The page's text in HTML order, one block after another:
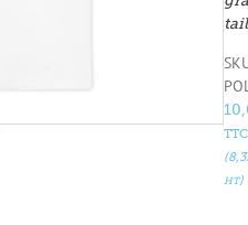
TTC
(
HT)